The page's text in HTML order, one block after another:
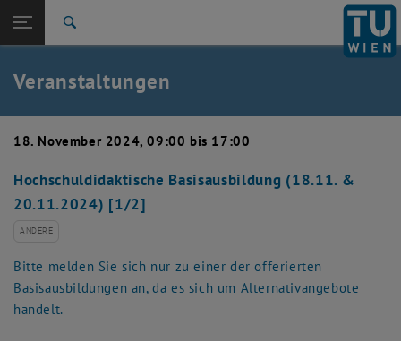
TU Login
Quicklinks
Quicklinks-Menü umschalten
Studium
Karriere
Zurück zur letzten Ebene:
Veranstaltungskalender
Event eintragen
Eventmanagement
Veranstaltungen
18. November 2024, 09:00 bis 17:00
Hochschuldidaktische Basisausbildung (18.11. &
20.11.2024) [1/2]
ANDERE
Bitte melden Sie sich nur zu einer der offerierten
Basisausbildungen an, da es sich um Alternativangebote
handelt.